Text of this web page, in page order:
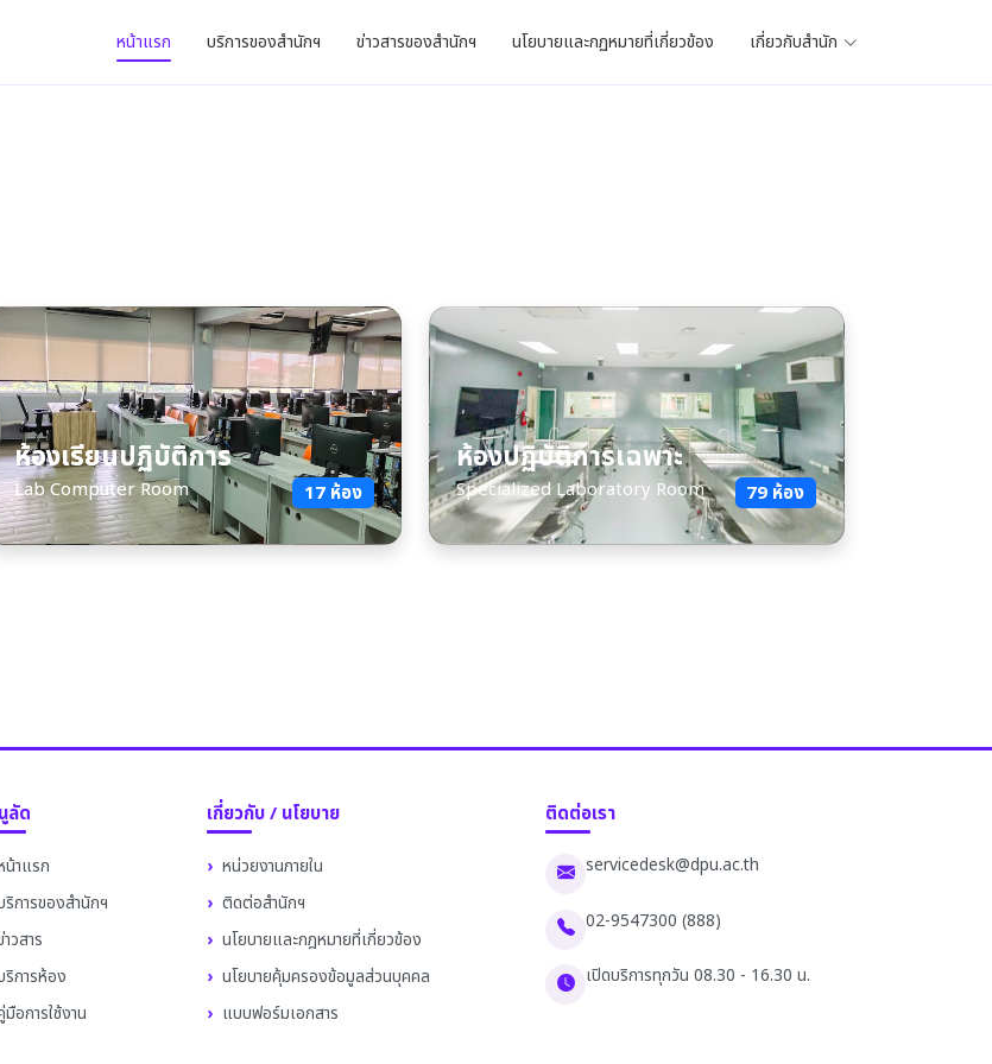
หน้าแรก บริการของสำนักฯ ข่าวสารของสำนักฯ นโยบายและกฏหมายที่เกี่ยวข้อง เกี่ยวกับสำนัก
ห้องเรียนปฏิบัติการ
Lab Computer Room 17 ห้อง
ห้องปฏิบัติการเฉพาะ
Specialized Laboratory Room 79 ห้อง
ลัด
น้าแรก
ริการของสำนักฯ
วสาร
ริการห้อง
มือการใช้งาน
เกี่ยวกับ / นโยบาย
หน่วยงานภายใน
ติดต่อสำนักฯ
นโยบายและกฎหมายที่เกี่ยวข้อง
นโยบายคุ้มครองข้อมูลส่วนบุคคล
แบบฟอร์มเอกสาร
ติดต่อเรา
servicedesk@dpu.ac.th
02-9547300 (888)
เปิดบริการทุกวัน 08.30 - 16.30 น.